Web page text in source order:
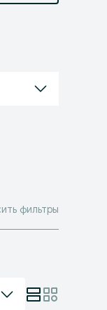
фильтры